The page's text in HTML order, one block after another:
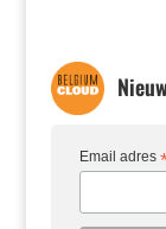
Email adres